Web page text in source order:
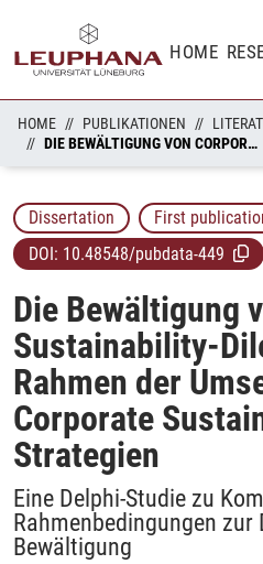
HOME
HOME PUBLIKATIONEN
DIE BEWÄLTIGUNG VON CORPORATE SUSTAINABILITY-DILEMMATA IM RAHMEN DER UMSETZUNG VON CORPORATE SUSTAINABILITY-STRATEGIEN
Dissertation
First
DOI: 10.48548/pubdata-449
Die Bewältigung
Sustainability-
Rahmen der
Corporate
Strategien
Eine Delphi-Studie zu
Rahmenbedingungen zur
Bewältigung